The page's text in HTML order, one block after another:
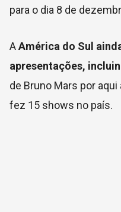
para o dia 8 de
AAmérica do Sul
apresentações,
de Bruno Mars por
fez 15 shows no país.